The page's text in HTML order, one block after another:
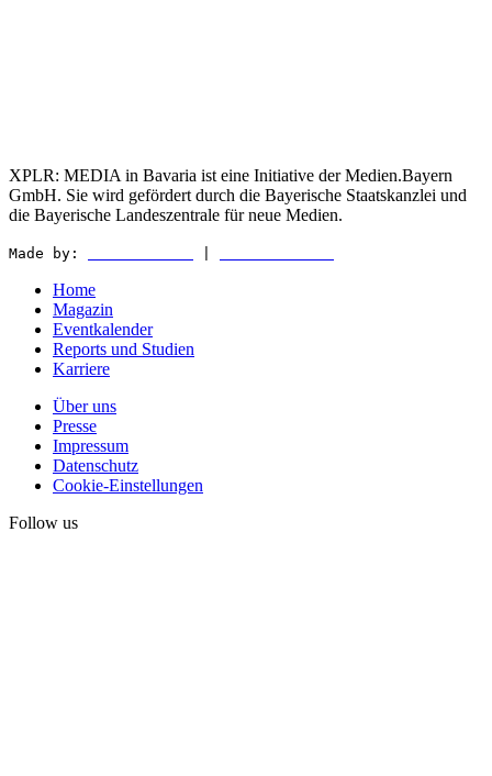
XPLR: MEDIA in Bavaria ist eine Initiative der Medien.Bayern
GmbH. Sie wird gefördert durch die Bayerische Staatskanzlei und
die Bayerische Landeszentrale für neue Medien.
Made by:
Home
Magazin
Eventkalender
Reports und Studien
Karriere
Über uns
Presse
Impressum
Datenschutz
Cookie-Einstellungen
Follow us